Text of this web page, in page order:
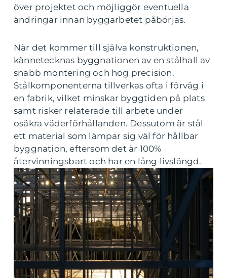
över projektet och möjliggör eventuella
ändringar innan byggarbetet påbörjas.
När det kommer till själva konstruktionen,
kännetecknas byggnationen av en stålhall av
snabb montering och hög precision.
Stålkomponenterna tillverkas ofta i förväg i
en fabrik, vilket minskar byggtiden på plats
samt risker relaterade till arbete under
osäkra väderförhållanden. Dessutom är stål
ett material som lämpar sig väl för hållbar
byggnation, eftersom det är 100%
återvinningsbart och har en lång livslängd.